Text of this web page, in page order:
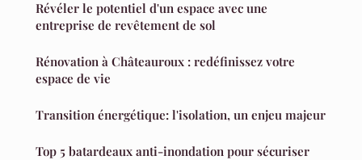
Révéler le potentiel d'un espace avec une
entreprise de revêtement de sol
Rénovation à Châteauroux : redéfinissez votre
espace de vie
Transition énergétique: l'isolation, un enjeu majeur
Top 5 batardeaux anti-inondation pour sécuriser